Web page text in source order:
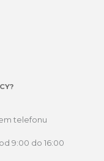
telefonu
9:00 do 16:00